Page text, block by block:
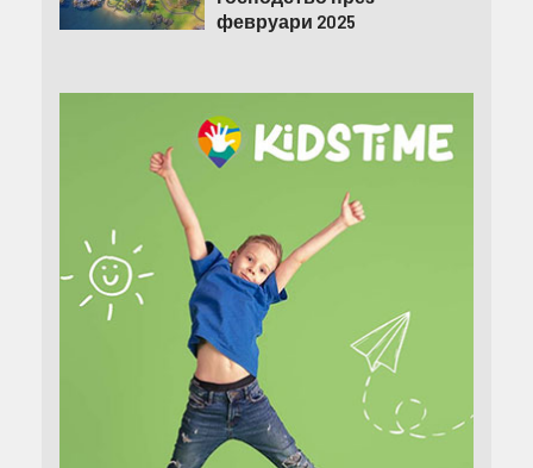
февруари 2025